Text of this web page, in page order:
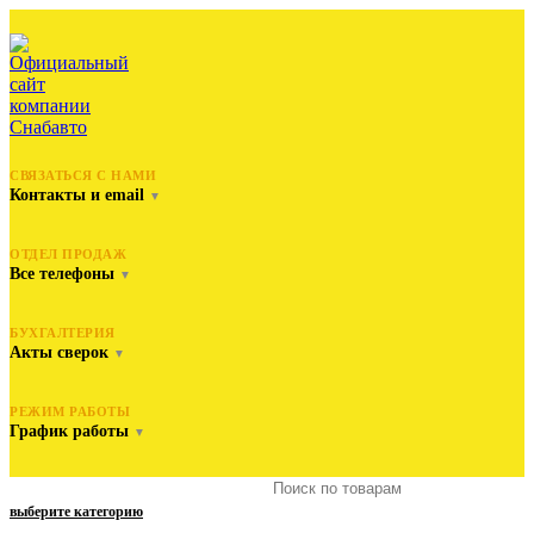
СВЯЗАТЬСЯ С НАМИ
Контакты и email ▼
ОТДЕЛ ПРОДАЖ
Все телефоны ▼
БУХГАЛТЕРИЯ
Акты сверок ▼
РЕЖИМ РАБОТЫ
График работы ▼
выберите категорию